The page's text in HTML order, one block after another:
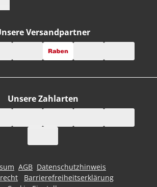
Unsere Zahlarten
Versandpartner
AGB Datenschutzhinweis
Barrierefreiheitserklärung